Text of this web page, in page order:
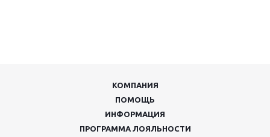
КОМПАНИЯ
ПОМОЩЬ
ИНФОРМАЦИЯ
ПРОГРАММА ЛОЯЛЬНОСТИ